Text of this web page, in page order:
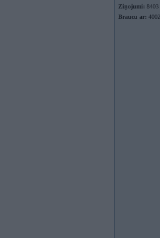
Ziņojumi: 8403
Braucu ar: